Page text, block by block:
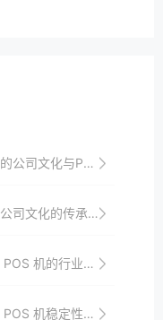
POS机行业可持续发展的战略思考
文化的传承与发展
机的行业地位与竞争态势
机稳定性相关类